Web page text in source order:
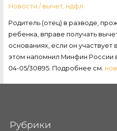
Новости / вычет, ндфл
Родитель (отец) в разводе,
ребенка, вправе получать
основаниях, если он
этом напомнил Минфин России
04-05/30895. Подробнее см.
Рубрики